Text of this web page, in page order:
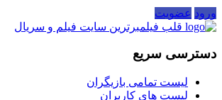
ورود عضویت
قلب فیلمبرترین سایت فیلم و سریال
دسترسی سریع
لیست تمامی بازیگران
لیست های کاربران